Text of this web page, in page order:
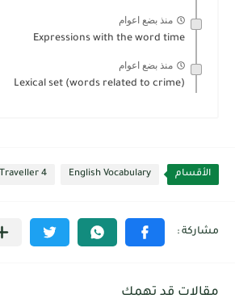
منذ بضع اعوام
Expressions with the word time
منذ بضع اعوام
Lexical set (words related to crime)
الأقسام English Vocabulary
Traveller 4
مقالات قد تهمك